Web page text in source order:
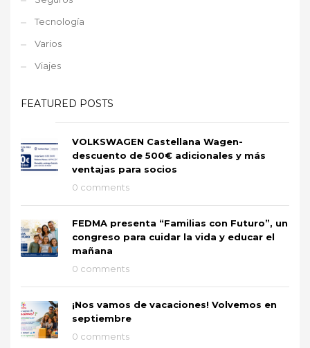
Tecnología
Varios
Viajes
FEATURED POSTS
VOLKSWAGEN Castellana Wagen-
descuento de 500€ adicionales y más
ventajas para socios
0 comments
FEDMA presenta “Familias con Futuro”, un
congreso para cuidar la vida y educar el
mañana
0 comments
¡Nos vamos de vacaciones! Volvemos en
septiembre
0 comments